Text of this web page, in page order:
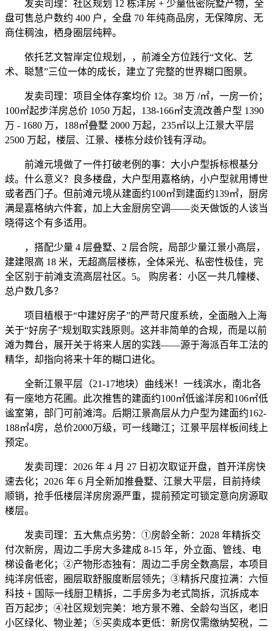
发卖司理：社区规划 12 栋洋房 + 少量低密院墅产物，全
盘可售总户数约 400 户，全盘 70 年纯商品房，无保障房、无
商住稠浊，栖身圈层纯粹。
依托艺文智岸定位规划，，前滩全方位践行“文化、艺
术、聪慧”三位一体的成长，建立了完整的世界糊口图景。
发卖司理：项目全体存案均价 12。38 万 /㎡，一房一价；
100㎡起步洋房总价 1050 万起，138-166㎡支流改善户型 1390
万 - 1680 万，188㎡叠墅 2000 万起，235㎡以上江景大平层
2500 万起，楼层、江景、楼栋分歧价钱有浮动。
前滩元境做了一件打破老例的事：大小户型拆标根基分
歧。什么意义？良多楼盘，大户型用嘉格纳，小户型就用博世
或者西门子。但前滩元境从建面约100㎡到建面约139㎡，厨房
满是嘉格纳六件套，加上大金厨房空调——炎天做饭的人该当
晓得这个有多适用。
，搭配少量 4 层叠墅、2 层合院，局部少量江景小高层，
建建限高 18 米，无超高层楼栋，全体采光、私密性极佳，完
全区别于前滩支流高层社区。5。 购房者：小区一共几幢楼、
总户数几多？
项目植根于“中建好房子”的严苛尺度系统，全面融入上海
关于“好房子”规划取实践原则。这并非简单的合规，而是以前
滩为舞台，展开关于将来人居的实践——源于海派百年工法的
精华，却指向将来十年的糊口进化。
全新江景平层（21-17地块）曲线米！一线滨水，南北各
有一座地方花圃。此次推售的建面约100㎡低谧洋房和106㎡低
谧室第，部门可前滩湾。后期江景高层从力户型为建面约162-
188㎡4房，总价2000万级，可一线瞰江；江景平层样板间线上
预定。
发卖司理：2026 年 4 月 27 日初次取证开盘，首开洋房快
速去化；2026 年 6 月全新加推叠墅、江景大平层，目前持续
顺销，抢手低楼层洋房房源严重，提前预定可锁定意向房源取
楼层。
发卖司理：五大焦点劣势：①房龄全新：2028 年精拆交
付次新房，周边二手房大多建成 8-15 年，外立面、管线、电
梯设备老化；②产物形态独有：周边二手房全数高层，本项目
纯洋房低密，圈层取舒服度断层领先；③精拆尺度拉满：六恒
科技 + 国际一线厨卫精拆，二手房多为老式简拆，沉拆成本
百万起步；④社区规划完美：地方景不雅、全龄勾当区，老旧
小区绿化、物业差；⑤买卖成本更低：新房仅需缴纳契税，二